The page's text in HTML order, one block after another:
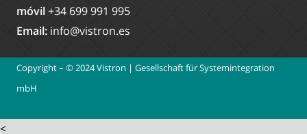
móvil+34 699 991 995
Email: info@vistron.es
Copyright – © 2024 Vistron | Gesellschaft für Systemintegration
mbH
<